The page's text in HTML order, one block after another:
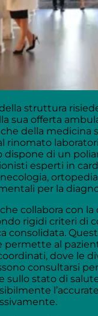
struttura
sua offerta
della medicina
rinomato
dispone di un
esperti in
per la
collabora con la
rigidi criteri di
consolidata.
permette al
dove le
consultarsi
sullo stato di